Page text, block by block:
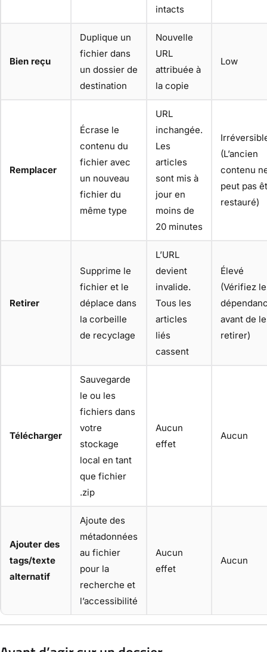
intacts
Bien reçu
Duplique un
fichier dans
un dossier de
destination
Nouvelle
URL
attribuée à
la copie
Low
Remplacer
Écrase le
contenu du
fichier avec
un nouveau
fichier du
même type
URL
inchangée.
Les
articles
sont mis à
jour en
moins de
20 minutes
(L’ancien
contenu
peut pas
restauré)
Retirer
Supprime le
fichier et le
déplace dans
la corbeille
de recyclage
L’URL
devient
invalide.
Tous les
articles
liés
cassent
Élevé
(Vérifiez
avant de
retirer)
Télécharger
Sauvegarde
le ou les
fichiers dans
votre
stockage
local en tant
que fichier
.zip
Aucun
effet
Aucun
Ajouter des
tags/texte
alternatif
Ajoute des
métadonnées
au fichier
pour la
recherche et
l’accessibilité
Aucun
effet
Aucun